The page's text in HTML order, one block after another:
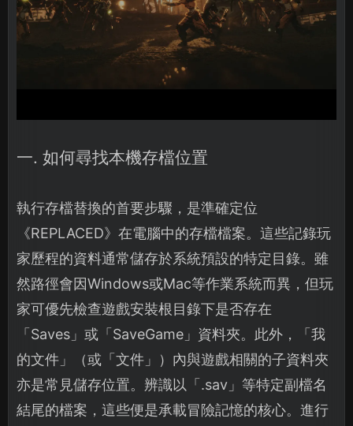
一. 如何尋找本機存檔位置
執行存檔替換的首要步驟，是準確定位
《REPLACED》在電腦中的存檔檔案。這些記錄玩
家歷程的資料通常儲存於系統預設的特定目錄。雖
然路徑會因Windows或Mac等作業系統而異，但玩
家可優先檢查遊戲安裝根目錄下是否存在
「Saves」或「SaveGame」資料夾。此外，「我
的文件」（或「文件」）內與遊戲相關的子資料夾
亦是常見儲存位置。辨識以「.sav」等特定副檔名
結尾的檔案，這些便是承載冒險記憶的核心。進行